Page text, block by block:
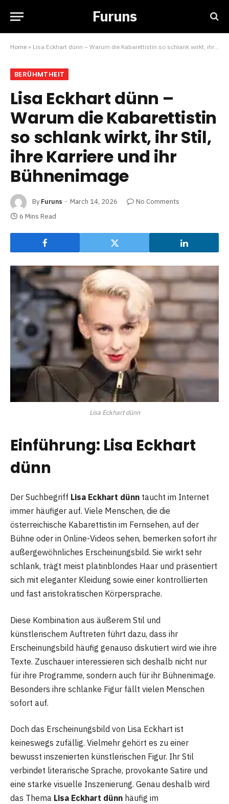
Furuns
Home » Lisa Eckhart dünn – Warum die Kabarettistin so schlank wirkt, ihr Stil, ihre Karriere und ihr Bühnenimage
BERÜHMTHEIT
Lisa Eckhart dünn –
Warum die Kabarettistin
so schlank wirkt, ihr Stil,
ihre Karriere und ihr
Bühnenimage
By Furuns March 14, 2026
No Comments
6 Mins Read
Lisa Eckhart dünn
Einführung: Lisa Eckhart
dünn
Der Suchbegriff Lisa Eckhart dünn taucht im Internet
immer häufiger auf. Viele Menschen, die die
österreichische Kabarettistin im Fernsehen, auf der
Bühne oder in Online-Videos sehen, bemerken sofort ihr
außergewöhnliches Erscheinungsbild. Sie wirkt sehr
schlank, trägt meist platinblondes Haar und präsentiert
sich mit eleganter Kleidung sowie einer kontrollierten
und fast aristokratischen Körpersprache.
Diese Kombination aus äußerem Stil und
künstlerischem Auftreten führt dazu, dass ihr
Erscheinungsbild häufig genauso diskutiert wird wie ihre
Texte. Zuschauer interessieren sich deshalb nicht nur
für ihre Programme, sondern auch für ihr Bühnenimage.
Besonders ihre schlanke Figur fällt vielen Menschen
sofort auf.
Doch das Erscheinungsbild von Lisa Eckhart ist
keineswegs zufällig. Vielmehr gehört es zu einer
bewusst inszenierten künstlerischen Figur. Ihr Stil
verbindet literarische Sprache, provokante Satire und
eine starke visuelle Inszenierung. Genau deshalb wird
das Thema Lisa Eckhart dünn häufig im